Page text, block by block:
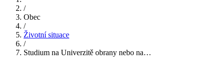
/
Obec
/
Životní situace
/
Studium na Univerzitě obrany nebo na…